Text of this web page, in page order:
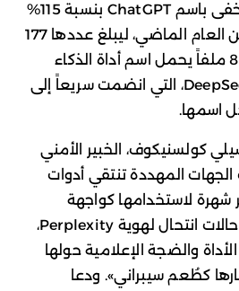
الملفات الخبيثة التي تتخفى باسم ChatGPT بنسبة 115%
مقارنة بالفترة نفسها من العام الماضي، ليبلغ عددها 177
ملفاً، بينما تم تسجيل 83 ملفاً يحمل اسم أداة الذكاء
الاصطناعي الصينية DeepSeek، التي انضمت سريعاً إلى
اسمها.
كولسنيكوف، الخبير الأمني
المهددة تنتقي أدوات
شهرة لاستخدامها كواجهة
احتيالية. لم نسجل مثلاً حالات انتحال لهوية Perplexity،
والضجة الإعلامية حولها
كطُعم سيبراني». ودعا